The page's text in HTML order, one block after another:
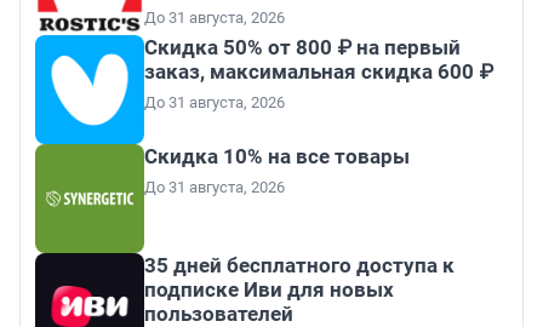
До 31 августа, 2026
Скидка 50% от 800 ₽ на первый
заказ, максимальная скидка 600 ₽
До 31 августа, 2026
Скидка 10% на все товары
До 31 августа, 2026
35 дней бесплатного доступа к
подписке Иви для новых
пользователей